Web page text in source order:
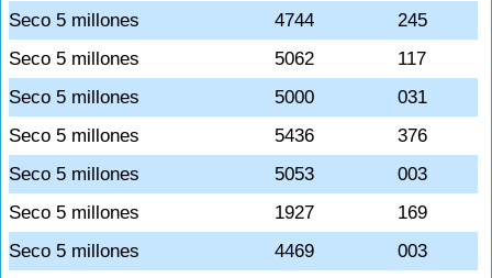
Seco 5 millones
4744
245
Seco 5 millones
5062
117
Seco 5 millones
5000
031
Seco 5 millones
5436
376
Seco 5 millones
5053
003
Seco 5 millones
1927
169
Seco 5 millones
4469
003